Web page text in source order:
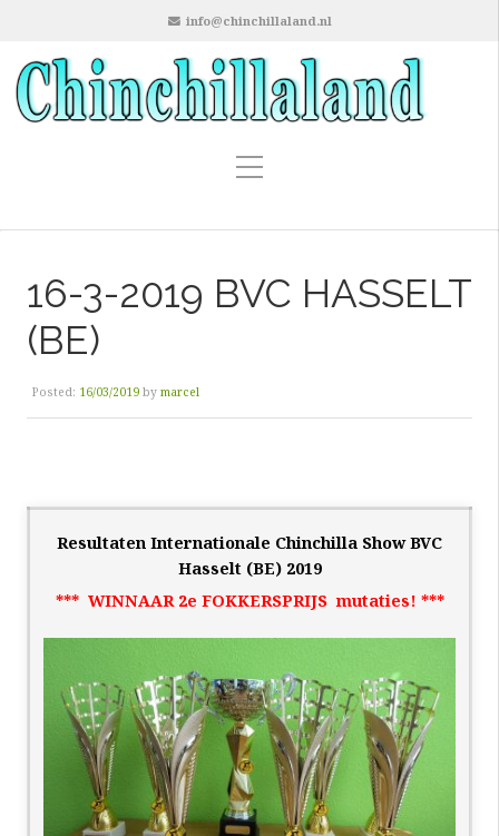
info@chinchillaland.nl
16-3-2019 BVC HASSELT
(BE)
Posted: 16/03/2019 by marcel
Resultaten Internationale Chinchilla Show BVC
Hasselt (BE) 2019
*** WINNAAR 2e FOKKERSPRIJS mutaties! ***